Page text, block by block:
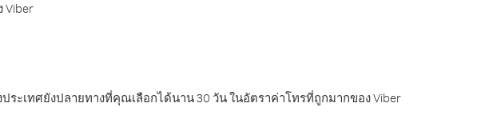
Viber
ะเทศยังปลายทางที่คุณเลือกได้นาน 30 วัน ในอัตราค่าโทรที่ถูกมากของ Viber